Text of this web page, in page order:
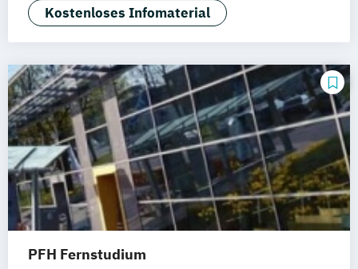
Fernlehrgang
Betriebswirtschaftslehre
International Business Law
Unternehmensführung
Vertragsmanager:in (FH)
Wirtschaftsrecht
Wirtschaftsrecht Vollzeit
Wirtschaftsrecht berufsbegleitend
Öffentliches Recht und Management
Kostenloses Infomaterial
PFH Fernstudium